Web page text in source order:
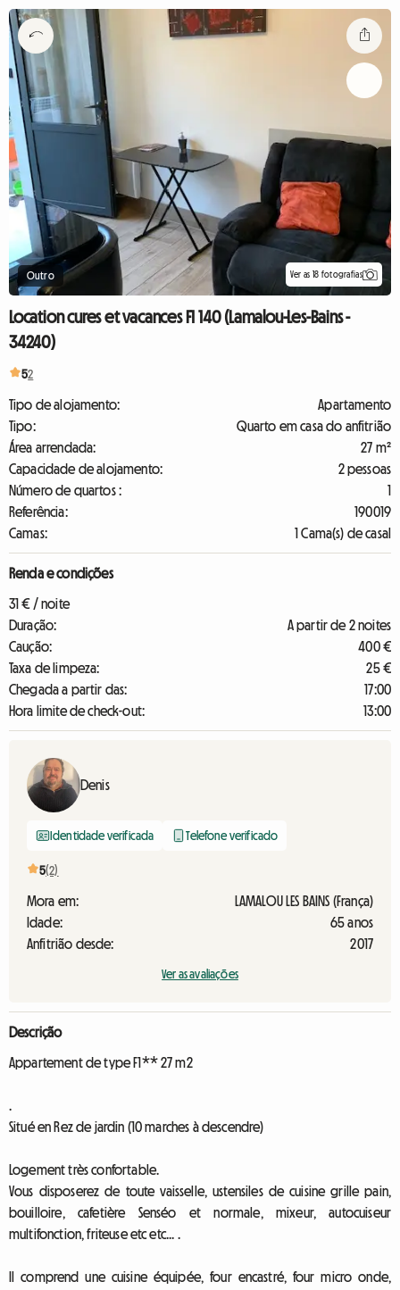
Outro Ver as 18 fotografias
Location cures et vacances F1 140 (Lamalou-Les-Bains -
34240)
52
Tipo de alojamento:
Apartamento
Tipo:
Quarto em casa do anfitrião
Área arrendada:
27 m²
Capacidade de alojamento:
2 pessoas
Número de quartos :
1
Referência:
190019
Camas:
1 Cama(s) de casal
Renda e condições
31 € / noite
Duração:
A partir de 2 noites
Caução:
400 €
Taxa de limpeza:
25 €
Chegada a partir das:
17:00
Hora limite de check-out:
13:00
Denis
Identidade verificada Telefone verificado
5(2)
Mora em:
LAMALOU LES BAINS (França)
Idade:
65 anos
Anfitrião desde:
2017
Ver as avaliações
Descrição
Appartement de type F1** 27 m2
Situé en Rez de jardin (10 marches à descendre)
Logement très confortable.
Vous disposerez de toute vaisselle, ustensiles de cuisine grille pain,
bouilloire, cafetière Senséo et normale, mixeur, autocuiseur
multifonction, friteuse etc etc... .
Il comprend une cuisine équipée, four encastré, four micro onde,